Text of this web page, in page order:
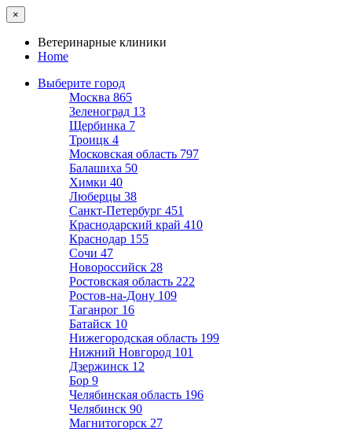
×
Ветеринарные клиники
Home
Выберите город
Москва 865
Зеленоград 13
Щербинка 7
Троицк 4
Московская область 797
Балашиха 50
Химки 40
Люберцы 38
Санкт-Петербург 451
Краснодарский край 410
Краснодар 155
Сочи 47
Новороссийск 28
Ростовская область 222
Ростов-на-Дону 109
Таганрог 16
Батайск 10
Нижегородская область 199
Нижний Новгород 101
Дзержинск 12
Бор 9
Челябинская область 196
Челябинск 90
Магнитогорск 27